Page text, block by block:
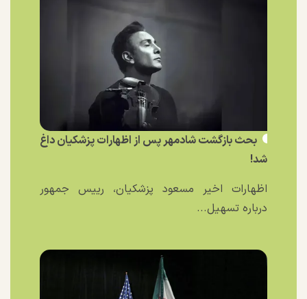
بحث بازگشت شادمهر پس از اظهارات پزشکیان داغ
شد!
اظهارات اخیر مسعود پزشکیان، رییس جمهور
درباره تسهیل...